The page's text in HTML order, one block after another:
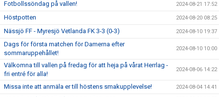
Fotbollssöndag på vallen! 2024-08-21 17:52
Höstpotten 2024-08-20 08:25
Nässjö FF - Myresjö Vetlanda FK 3-3 (0-3) 2024-08-10 19:37
Dags för första matchen för Damerna efter
sommaruppehållet!
2024-08-10 10:00
Välkomna till vallen på fredag för att heja på vårat Herrlag -
fri entré för alla!
2024-08-06 14:22
Missa inte att anmäla er till höstens smakupplevelse! 2024-08-04 14:41